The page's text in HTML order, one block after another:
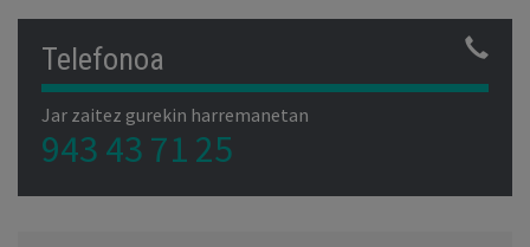
Telefonoa
Jar zaitez gurekin harremanetan
943 43 71 25